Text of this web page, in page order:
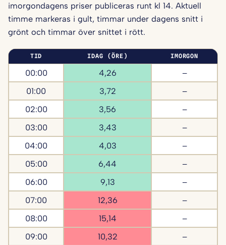
imorgondagens priser publiceras runt kl 14. Aktuell
timme markeras i gult, timmar under dagens snitt i
grönt och timmar över snittet i rött.
TID IDAG (ÖRE) IMORGON
00:00 4,26
–
01:00
3,72
–
02:00
3,56
–
03:00
3,43
–
04:00
4,03
–
05:00
6,44
–
06:00
9,13
–
07:00
12,36
–
08:00
15,14
–
09:00
10,32
–